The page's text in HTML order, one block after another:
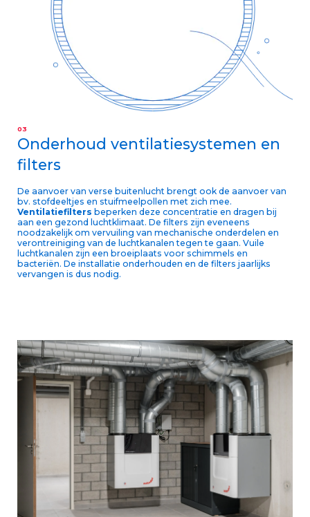
03
Onderhoud ventilatiesystemen en
filters
De aanvoer van verse buitenlucht brengt ook de aanvoer van
bv. stofdeeltjes en stuifmeelpollen met zich mee.
Ventilatiefilters beperken deze concentratie en dragen bij
aan een gezond luchtklimaat. De filters zijn eveneens
noodzakelijk om vervuiling van mechanische onderdelen en
verontreiniging van de luchtkanalen tegen te gaan. Vuile
luchtkanalen zijn een broeiplaats voor schimmels en
bacteriën. De installatie onderhouden en de filters jaarlijks
vervangen is dus nodig.